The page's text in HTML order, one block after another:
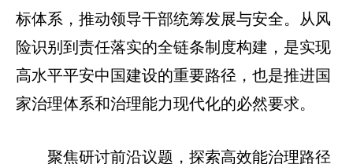
标体系，推动领导干部统筹发展与安全。从风
险识别到责任落实的全链条制度构建，是实现
高水平平安中国建设的重要路径，也是推进国
家治理体系和治理能力现代化的必然要求。
聚焦研讨前沿议题，探索高效能治理路径